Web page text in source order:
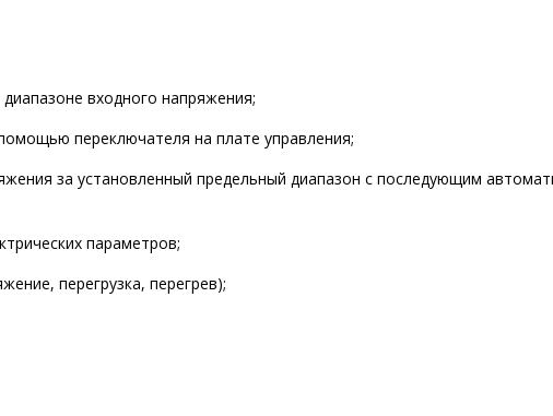
входного напряжения;
переключателя на плате управления;
за установленный предельный диапазон с последующим
параметров;
перегрузка, перегрев);